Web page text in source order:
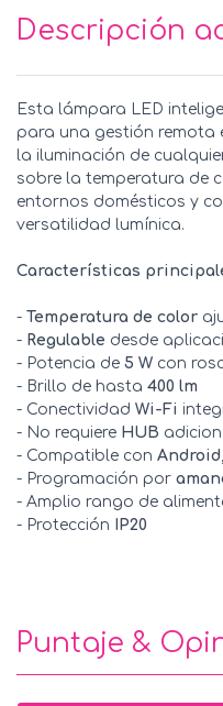
Descripción
Esta lámpara LED
para una gestión remota
la iluminación de
sobre la temperatura de
entornos domésticos y
versatilidad lumínica.
Características
- Temperatura de color
- Regulable desde
- Potencia de 5 W con
- Brillo de hasta 400 lm
- Conectividad Wi-Fi
- No requiere HUB
- Compatible con
- Programación por
- Amplio rango de
- Protección
IP20
Puntaje &